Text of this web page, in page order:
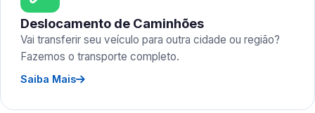
Deslocamento de Caminhões
Vai transferir seu veículo para outra cidade ou região?
Fazemos o transporte completo.
Saiba Mais